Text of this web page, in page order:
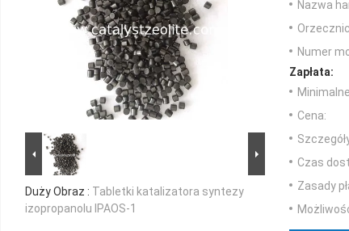
Duży Obraz : Tabletki katalizatora syntezy
izopropanolu IPAOS-1
Nazwa
Numer
Zapłata:
Cena:
Czas
Zasady